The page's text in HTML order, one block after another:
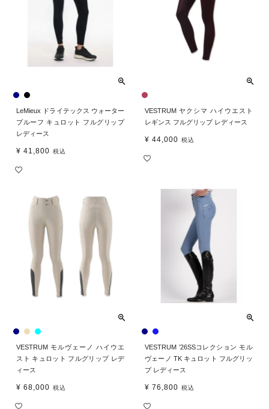
LeMieux ドライテックス ウォーター
プルーフ キュロット フルグリップ
レディース
¥ 41,800 税込
VESTRUM ヤクシマ ハイウエスト
レギンス フルグリップ レディース
¥ 44,000 税込
VESTRUM モルヴェーノ ハイウエ
スト キュロット フルグリップ レデ
ィース
¥ 68,000 税込
VESTRUM ’26SSコレクション モル
ヴェーノ TK キュロット フルグリッ
プ レディース
¥ 76,800 税込